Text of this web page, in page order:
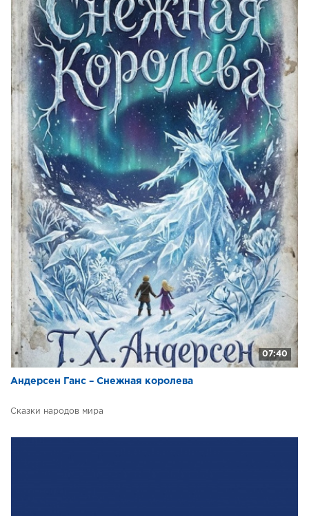
07:40
Андерсен Ганс – Снежная королева
Сказки народов мира